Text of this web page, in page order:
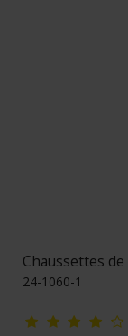
Chaussettes
24-1060-1